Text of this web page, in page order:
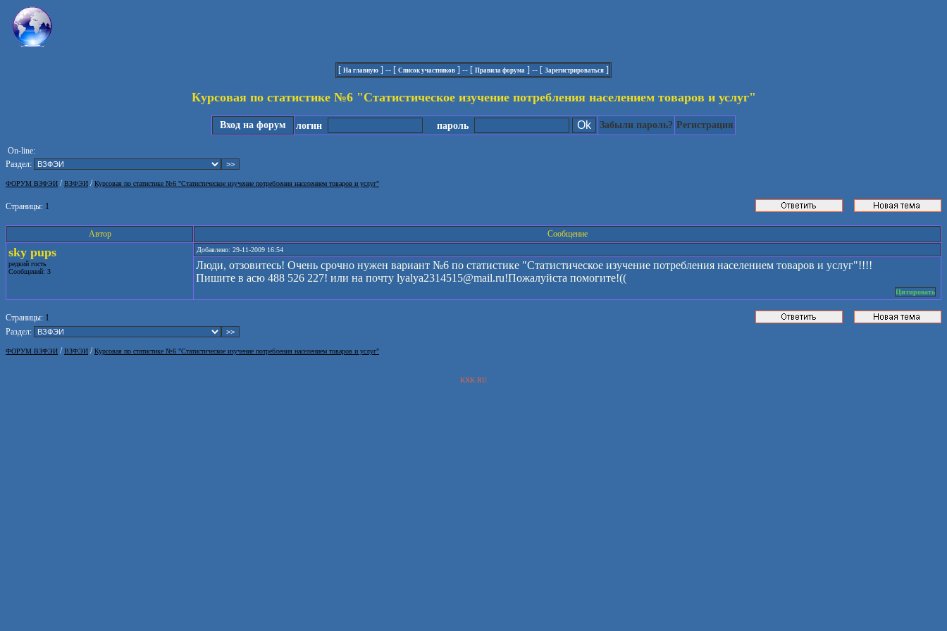
[ На главную ] -- [ Список участников ] -- [ Правила форума ] -- [ Зарегистрироваться ]
Курсовая по статистике №6 "Статистическое изучение потребления населением товаров и услуг"
Вход на форум логин пароль Забыли пароль? Регистрация
On-line:
Раздел:
ФОРУМ ВЗФЭИ /ВЗФЭИ /Курсовая по статистике №6 "Статистическое изучение потребления населением товаров и услуг"
Страницы: 1
Автор Сообщение
sky pups
редкий гость
Сообщений: 3
Добавлено: 29-11-2009 16:54
Люди, отзовитесь! Очень срочно нужен вариант №6 по статистике "Статистическое изучение потребления населением товаров и услуг"!!!!
Пишите в асю 488 526 227! или на почту lyalya2314515@mail.ru!Пожалуйста помогите!((
Цитировать
Страницы: 1
Раздел:
ФОРУМ ВЗФЭИ /ВЗФЭИ /Курсовая по статистике №6 "Статистическое изучение потребления населением товаров и услуг"
KXK.RU